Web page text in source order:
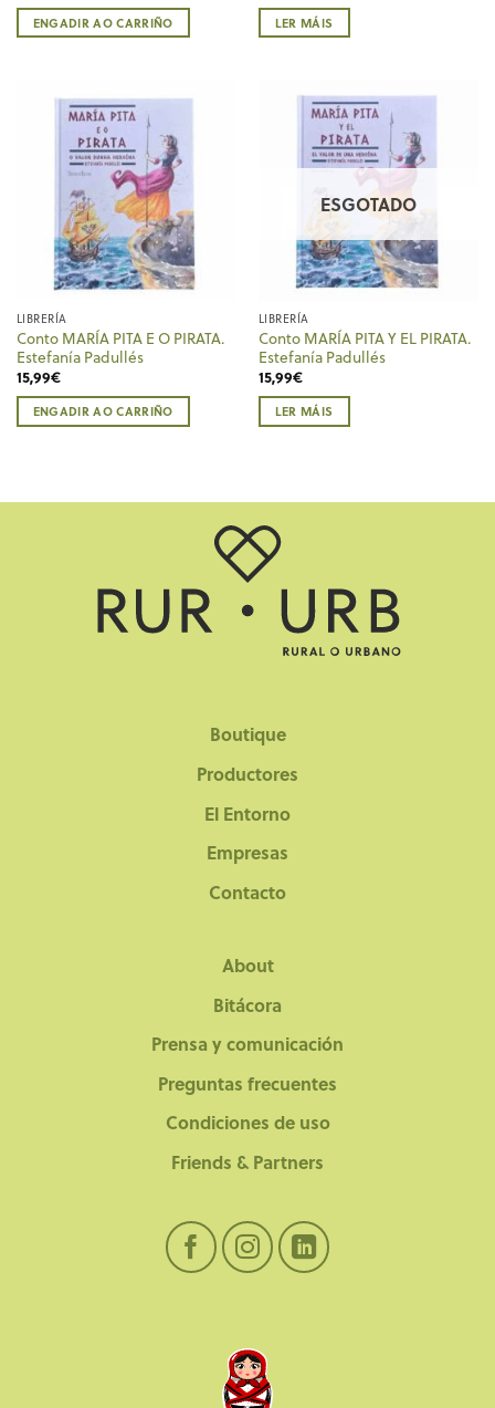
ENGADIR AO CARRIÑO LER MÁIS
LIBRERÍA
Conto MARÍA PITA E O PIRATA.
Estefanía Padullés
15,99€
ENGADIR AO CARRIÑO
ESGOTADO
LIBRERÍA
Conto MARÍA PITA Y EL PIRATA.
Estefanía Padullés
15,99€
LER MÁIS
Boutique
Productores
El Entorno
Empresas
Contacto
About
Bitácora
Prensa y comunicación
Preguntas frecuentes
Condiciones de uso
Friends & Partners